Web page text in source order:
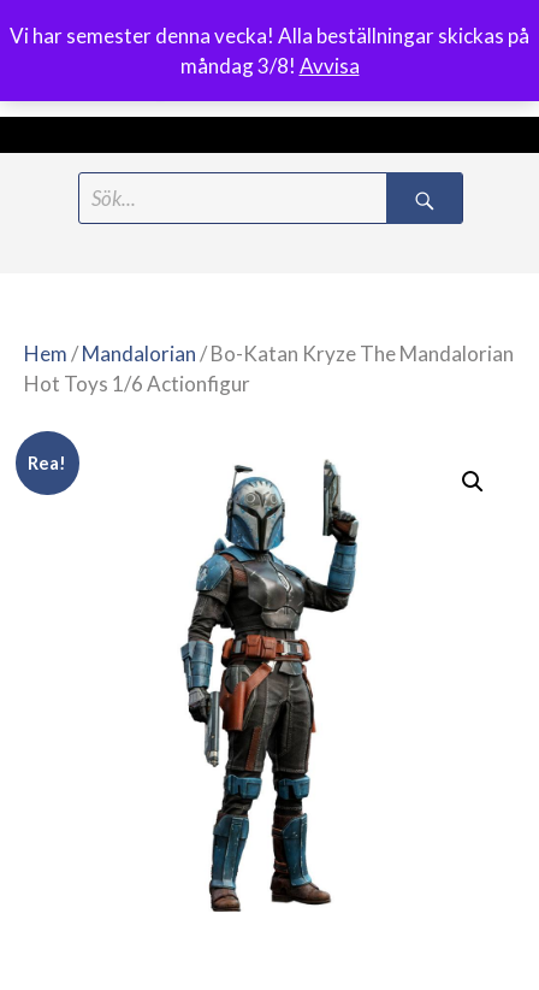
Vi har semester denna vecka! Alla beställningar skickas på
måndag 3/8! Avvisa
0
Meny
Hem/Mandalorian/ Bo-Katan Kryze The Mandalorian
Hot Toys 1/6 Actionfigur
Rea!